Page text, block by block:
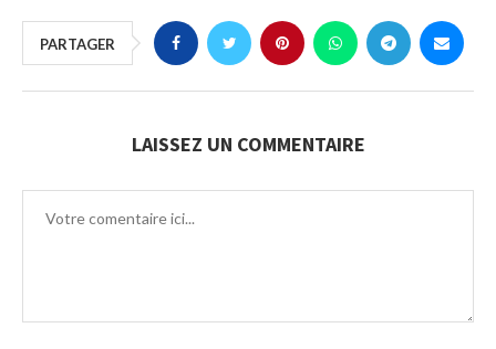
PARTAGER
LAISSEZ UN COMMENTAIRE